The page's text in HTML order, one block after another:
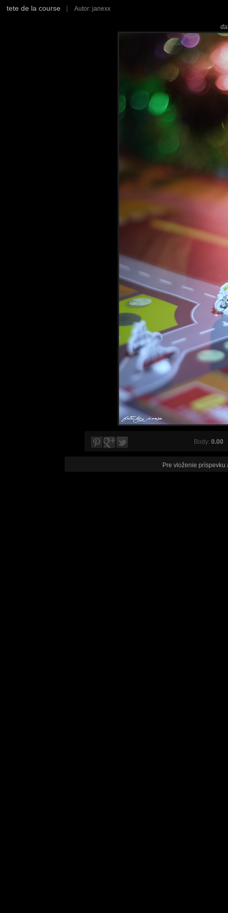
tete de la course | Autor: janexx
Body: 0.00
Pre vloženie